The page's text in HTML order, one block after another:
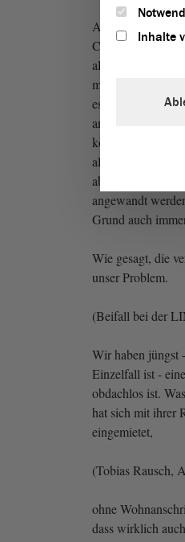
Auf die Kleine
Christina
als sie
mit
es alle
antwortete die
können es eben
alle Gesetze, die
aber wenn sie in
angewandt
Grund auch
Wie gesagt, die
unser Problem.
(Beifall bei der
Wir haben jüngst
Einzelfall ist -
obdachlos ist.
hat sich mit ihrer
eingemietet,
(Tobias Rausch,
ohne
dass wirklich
Inhalte